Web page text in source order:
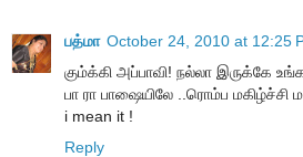
பத்மா October 24, 2010 at 12:25
கும்க்கி அப்பாவி! நல்லா இருக்கே
பா ரா பாஷையிலே ..ரொம்ப மகிழ்ச்சி
i mean it !
Reply